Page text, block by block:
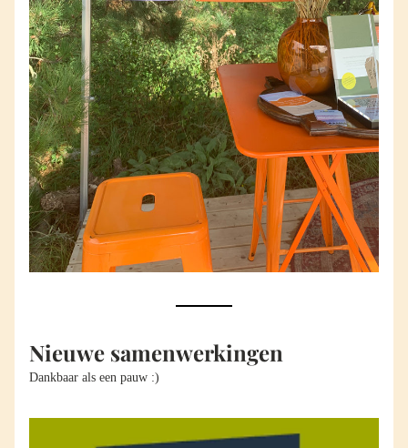
Nieuwe samenwerkingen
Dankbaar als een pauw :)